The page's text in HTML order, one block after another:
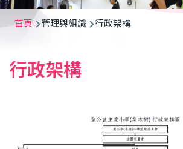
導
連
首頁 管理與組織 行政架構
行政架構